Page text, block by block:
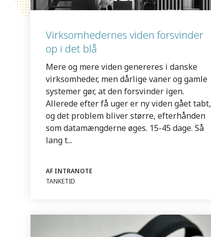
Virksomhedernes viden forsvinder
op i det blå
Mere og mere viden genereres i danske
virksomheder, men dårlige vaner og gamle
systemer gør, at den forsvinder igen.
Allerede efter få uger er ny viden gået tabt,
og det problem bliver større, efterhånden
som datamængderne øges. 15-45 dage. Så
lang t...
AF INTRANOTE
TANKETID